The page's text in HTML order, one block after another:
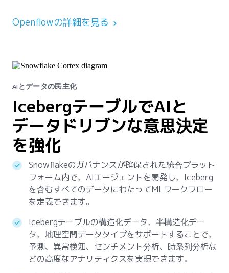
Openflowの詳細を見る
AIとデータの民主化
IcebergテーブルでAIと
データドリブンな意思決定
を強化
Snowflakeのガバナンスが確保された統合プラット
フォーム内で、AIエージェントを開発し、Iceberg
を含むすべてのデータにわたってMLワークフロー
を定義できます。
Icebergテーブルの構造化データ、半構造化デー
タ、地理空間データタイプをサポートすることで、
予測、異常検知、センチメント分析、時系列分析な
どの高度なアナリティクスを実現できます。